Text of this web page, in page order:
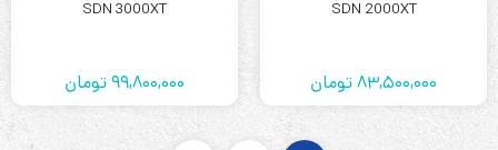
SDN 2000XT
83,500,000تومان
SDN 3000XT
99,800,000تومان